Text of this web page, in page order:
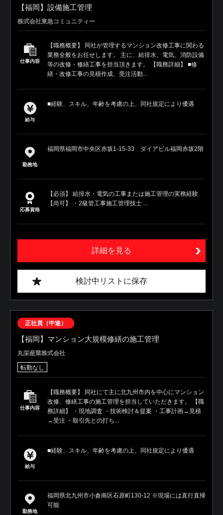
【福岡】設備施工管理
株式会社東急コミュニティー
仕事内容
【職務概要】 同社が管理するマンション改修工事に関わる
業務全般をお任せします。 主に、給排水、電気、消防設備
等の改修・修繕工事を担当頂きます。 【職務詳細】 ■修
繕・改修工事の見積作成、受注活動...
給与
■経験、スキル、年齢を考慮の上、同社規定により優遇
勤務地
福岡県福岡市中央区赤坂1-15-33 ダイアビル福岡赤坂2階
応募資格
【必須】 給排水・電気の工事または施工管理の実務経験
【尚可】 ・2級管工事施工管理技士 ...
詳細を見る
検討中リストに保存
正社員（中途）
【福岡】マンション大規模修繕の施工管理
丸栄産業株式会社
転勤なし
仕事内容
【職務概要】 同社にて主に北九州市内を中心にマンション
改修、修繕工事の施工管理を担当していただきます。 【職
務詳細】 ・現地調査 ・技術検討＆提案 ・工事計画→見積
→受注 ・取引先との打ち...
給与
■経験、スキル、年齢を考慮の上、同社規定により優遇
勤務地
福岡県北九州市小倉南区石原町130-12 ※現場には直行直帰
可能